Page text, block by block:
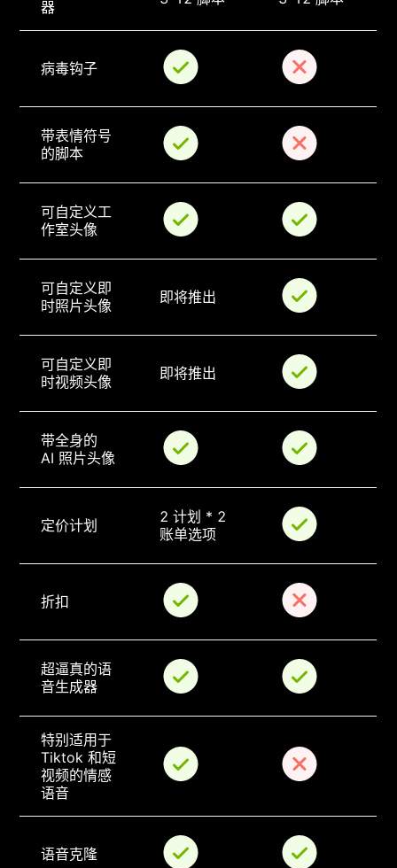
器
病毒钩子
带表情符号
的脚本
可自定义工
作室头像
可自定义即
时照片头像
即将推出
可自定义即
时视频头像
即将推出
带全身的
AI 照片头像
定价计划
2 计划 * 2
账单选项
折扣
超逼真的语
音生成器
特别适用于
Tiktok 和短
视频的情感
语音
语音克隆